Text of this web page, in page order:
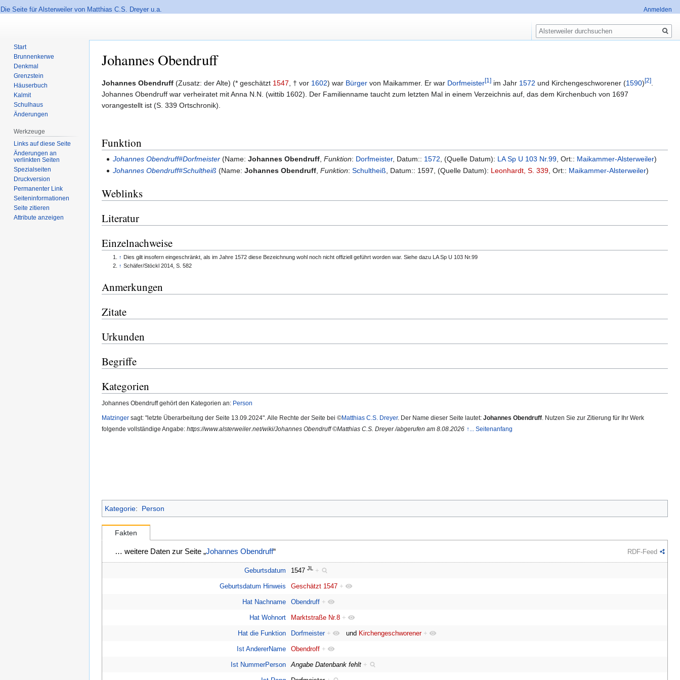
Die Seite für Alsterweiler von Matthias C.S. Dreyer u.a.
Johannes Obendruff
Zur
Navigation
springen
Zur
Suche
springen
Johannes Obendruff (Zusatz: der Alte) (* geschätzt 1547, † vor 1602) war Bürger von Maikammer. Er war Dorfmeister[1] im Jahr 1572 und Kirchengeschworener (1590)[2].
Johannes Obendruff war verheiratet mit Anna N.N. (wittib 1602). Der Familienname taucht zum letzten Mal in einem Verzeichnis auf, das dem Kirchenbuch von 1697
vorangestellt ist (S. 339 Ortschronik).
Funktion
Johannes Obendruff#Dorfmeister (Name:Johannes Obendruff ,Funktion: Dorfmeister, Datum:: 1572 ,(Quelle Datum): LA Sp U 103 Nr.99 ,Ort:: Maikammer-Alsterweiler)
Johannes Obendruff#Schultheiß (Name:Johannes Obendruff ,Funktion:Schultheiß Datum:: 1597 ,(Quelle Datum): Leonhardt, S. 339 ,Ort:: Maikammer-Alsterweiler)
Weblinks
Literatur
Einzelnachweise
↑ Dies gilt insofern eingeschränkt, als im Jahre 1572 diese Bezeichnung wohl noch nicht offiziell geführt worden war. Siehe dazu LA Sp U 103 Nr.99
↑ Schäfer/Stöckl 2014, S. 582
Anmerkungen
Zitate
Urkunden
Begriffe
Kategorien
Johannes Obendruff gehört den Kategorien an: Person
Matzinger sagt: "letzte Überarbeitung der Seite 13.09.2024". Alle Rechte der Seite bei ©Matthias C.S. Dreyer. Der Name dieser Seite lautet: Johannes Obendruff . Nutzen Sie zur Zitierung für Ihr Werk
folgende vollständige Angabe: https://www.alsterweiler.net/wiki/Johannes Obendruff ©Matthias C.S. Dreyer /abgerufen am 8.08.2026 ↑... Seitenanfang
Kategorie: Person
Fakten
… weitere Daten zur Seite „Johannes Obendruff“ RDF-Feed
Geburtsdatum 1547JL +
Geburtsdatum Hinweis Geschätzt 1547 +
Hat Nachname Obendruff +
Hat Wohnort Marktstraße Nr.8 +
Hat die Funktion Dorfmeister + und Kirchengeschworener +
Ist AndererName Obendroff +
Ist NummerPerson Angabe Datenbank fehlt +
Anmelden
Suche
Start
Brunnenkerwe
Denkmal
Grenzstein
Häuserbuch
Kalmit
Schulhaus
Änderungen
Werkzeuge
Links auf diese Seite
Änderungen an
verlinkten Seiten
Spezialseiten
Druckversion
Permanenter Link
Seiten­informationen
Seite zitieren
Attribute anzeigen